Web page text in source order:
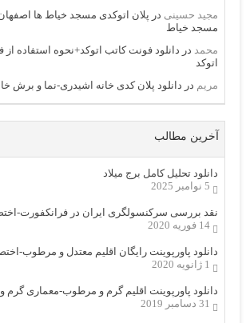
مجید حسینی در پلان اتوکدی مسجد خیاط ها اصفهان-
مسجد خیاط
محمد در دانلود فونت کاتب اتوکد+نحوه استفاده از
اتوکد
مریم در دانلود پلان کدی خانه اشیدری-نما و برش
آخرین مطالب
دانلود تحلیل کامل برج میلاد
5 نوامبر 2025
نقد بررسی سرکنسولگری ایران در فرانکفورت-
14 فوریه 2020
دانلود پاورپوینت رایگان اقلیم معتدل و مرطوب-
1 ژانویه 2020
دانلود پاورپوینت اقلیم گرم و مرطوب-معماری
31 دسامبر 2019